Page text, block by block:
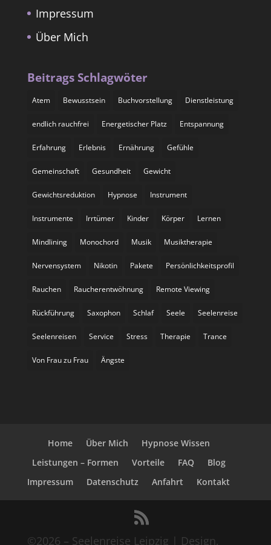
Impressum
Über Mich
Beitrags Schlagwöter
Atem Bewusstsein Buchvorstellung Dienstleistung
endlich rauchfrei Energetischer Platz Entspannung
Erfahrung Erlebnis Ernährung Gefühle
Gemeinschaft Gesundheit Gewicht
Gewichtsreduktion Hypnose Instrument
Instrumente Irrtümer Kinder Körper Lernen
Mindlining Monochord Musik Musiktherapie
Nervensystem Nikotin Pakete Persönlichkeitsprofil
Rauchen Raucherentwöhnung Remote Viewing
Rückführung Saxophon Schlaf Seele Seelenreise
Seelenreisen Service Stress Therapie Trance
Von Frau zu Frau Ängste
Home Über Mich
Hypnose Wissen
Leistungen – Formen
Vorteile FAQ
Blog
Impressum
Datenschutz Anfahrt Kontakt
©2026 – Seelenreise Leipzig | Design,